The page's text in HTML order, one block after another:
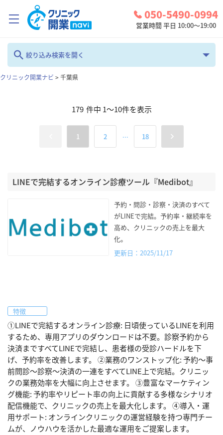
050-5490-0994
営業時間 平日 10:00～19:00
絞り込み検索を開く
フリーワード
地域
全て 検索
クリニック開業ナビ >千葉県
179 件中 1～10件を表示
1 2 ... 18
LINEで完結するオンライン診療ツール『Medibot』
予約・問診・診察・決済のすべて
がLINEで完結。予約率・継続率を
高め、クリニックの売上を最大
化。
更新日：2025/11/17
特徴
①LINEで完結するオンライン診療: 日頃使っているLINEを利用
するため、専用アプリのダウンロードは不要。診察予約から
決済まですべてLINEで完結し、患者様の受診ハードルを下
げ、予約率を改善します。 ②業務のワンストップ化: 予約〜事
前問診〜診察〜決済の一連をすべてLINE上で完結。クリニッ
クの業務効率を大幅に向上させます。 ③豊富なマーケティン
グ機能: 予約率やリピート率の向上に貢献する多様なシナリオ
配信機能で、クリニックの売上を最大化します。 ④導入・運
用サポート: オンラインクリニックの運営経験を持つ専門チー
ムが、ノウハウを活かした最適な運用をご提案します。
クリニック開業ナビとは？
診療圏調査